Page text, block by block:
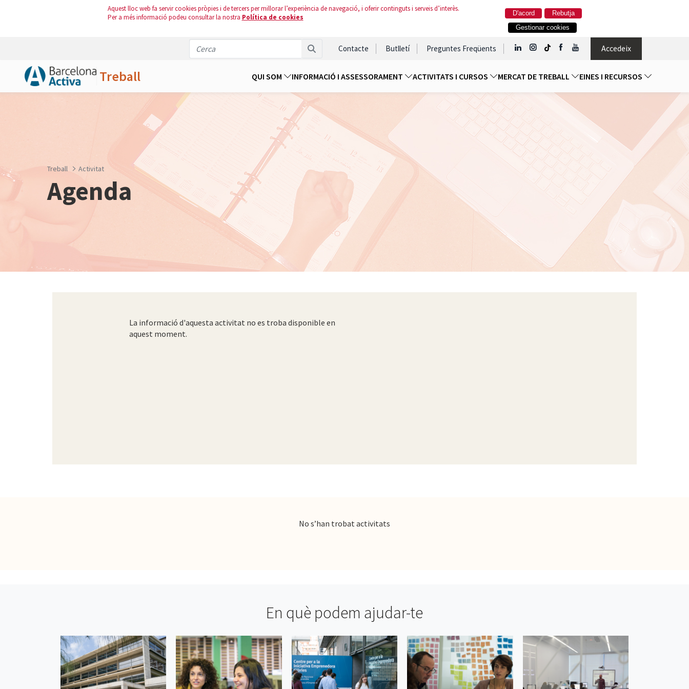
Aquest lloc web fa servir cookies pròpies i de tercers per millorar l’experiència de navegació, i oferir continguts i serveis d’interès.
Per a més informació podeu consultar la nostra Política de cookies Rebutja
D'acord
Gestionar cookies
Contacte Butlletí Preguntes Freqüents Accedeix
Treball QUI SOM INFORMACIÓ I ASSESSORAMENT ACTIVITATS I CURSOS MERCAT DE TREBALL EINES I RECURSOS
Treball Activitat
Agenda
La informació d'aquesta activitat no es troba disponible en
aquest moment.
No s’han trobat activitats
En què podem ajudar-te